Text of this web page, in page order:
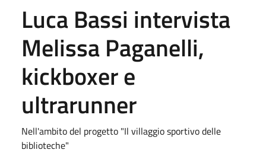
Luca Bassi intervista
Melissa Paganelli,
kickboxer e
ultrarunner
Nell'ambito del progetto "Il villaggio sportivo delle
biblioteche"